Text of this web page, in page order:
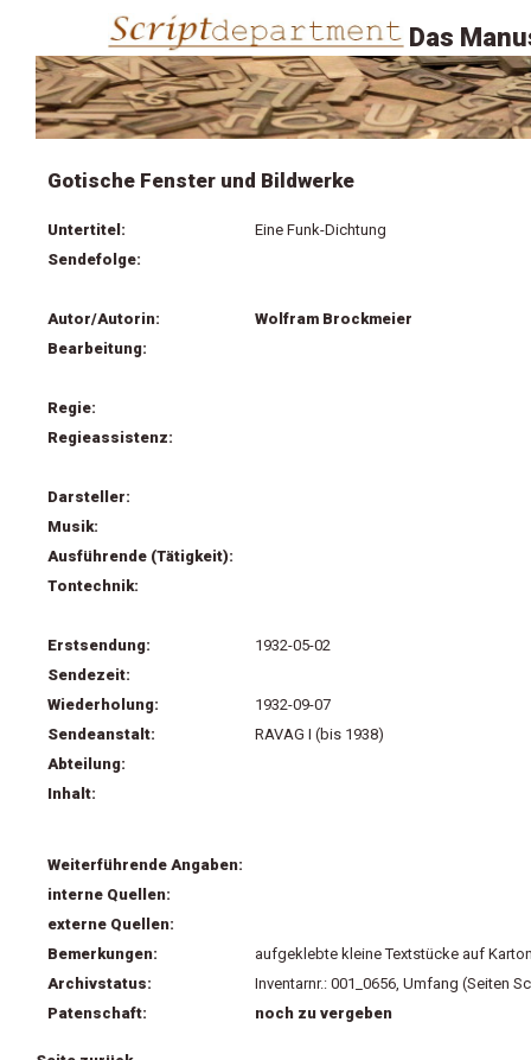
Das
Gotische Fenster und Bildwerke
Untertitel:
Eine Funk-Dichtung
Sendefolge:
Autor/Autorin:
Wolfram Brockmeier
Bearbeitung:
Regie:
Regieassistenz:
Darsteller:
Musik:
Ausführende (Tätigkeit):
Tontechnik:
Erstsendung:
1932-05-02
Sendezeit:
Wiederholung:
1932-09-07
Sendeanstalt:
RAVAG I (bis 1938)
Abteilung:
Inhalt:
Weiterführende Angaben:
interne Quellen:
externe Quellen:
Bemerkungen:
aufgeklebte kleine Textstücke auf
Archivstatus:
Inventarnr.: 001_0656, Umfang (Seiten
Patenschaft:
noch zu vergeben